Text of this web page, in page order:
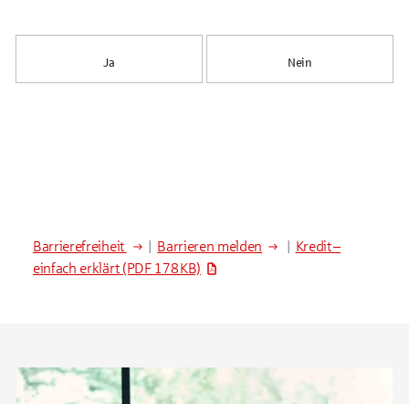
Ja Nein
Barrierefreiheit Barrieren melden
Kredit –
einfach erklärt (PDF 178 KB)